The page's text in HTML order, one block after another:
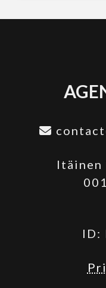
Itäinen
ID: